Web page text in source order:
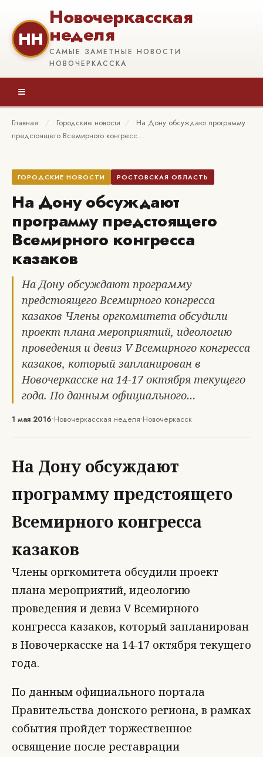
НН
Новочеркасская
неделя
САМЫЕ ЗАМЕТНЫЕ НОВОСТИ
НОВОЧЕРКАССКА
≡
Главная / Городские новости /
На Дону обсуждают программу
предстоящего Всемирного конгресс…
ГОРОДСКИЕ НОВОСТИ РОСТОВСКАЯ ОБЛАСТЬ
На Дону обсуждают
программу предстоящего
Всемирного конгресса
казаков
На Дону обсуждают программу
предстоящего Всемирного конгресса
казаков Члены оргкомитета обсудили
проект плана мероприятий, идеологию
проведения и девиз V Всемирного конгресса
казаков, который запланирован в
Новочеркасске на 14-17 октября текущего
года. По данным официального…
1 мая 2016•Новочеркасская неделя•Новочеркасск
На Дону обсуждают
программу предстоящего
Всемирного конгресса
казаков
Члены оргкомитета обсудили проект
плана мероприятий, идеологию
проведения и девиз V Всемирного
конгресса казаков, который запланирован
в Новочеркасске на 14-17 октября текущего
года.
По данным официального портала
Правительства донского региона, в рамках
события пройдет торжественное
освящение после реставрации